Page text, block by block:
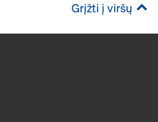
Grįžti į viršų